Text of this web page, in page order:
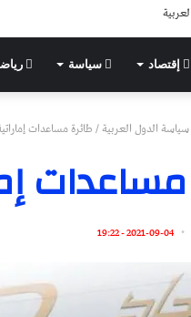
إقتصاد سياسة
سياسة الدول العربية/طائرة مساعدات
2021-09-04 - 19:22